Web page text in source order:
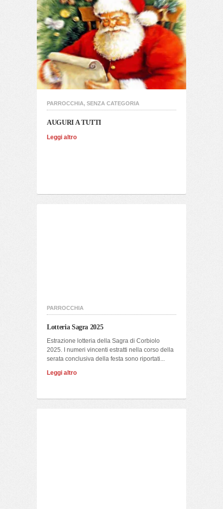
PARROCCHIA, SENZA CATEGORIA
AUGURI A TUTTI
Leggi altro
PARROCCHIA
Lotteria Sagra 2025
Estrazione lotteria della Sagra di Corbiolo
2025. I numeri vincenti estratti nella corso della
serata conclusiva della festa sono riportati...
Leggi altro